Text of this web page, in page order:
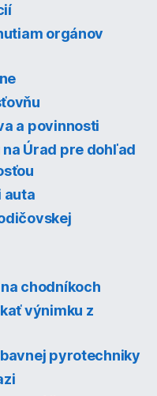
orgánov
a povinnosti
Úrad pre dohľad
auta
chodníkoch
výnimku z
pyrotechniky